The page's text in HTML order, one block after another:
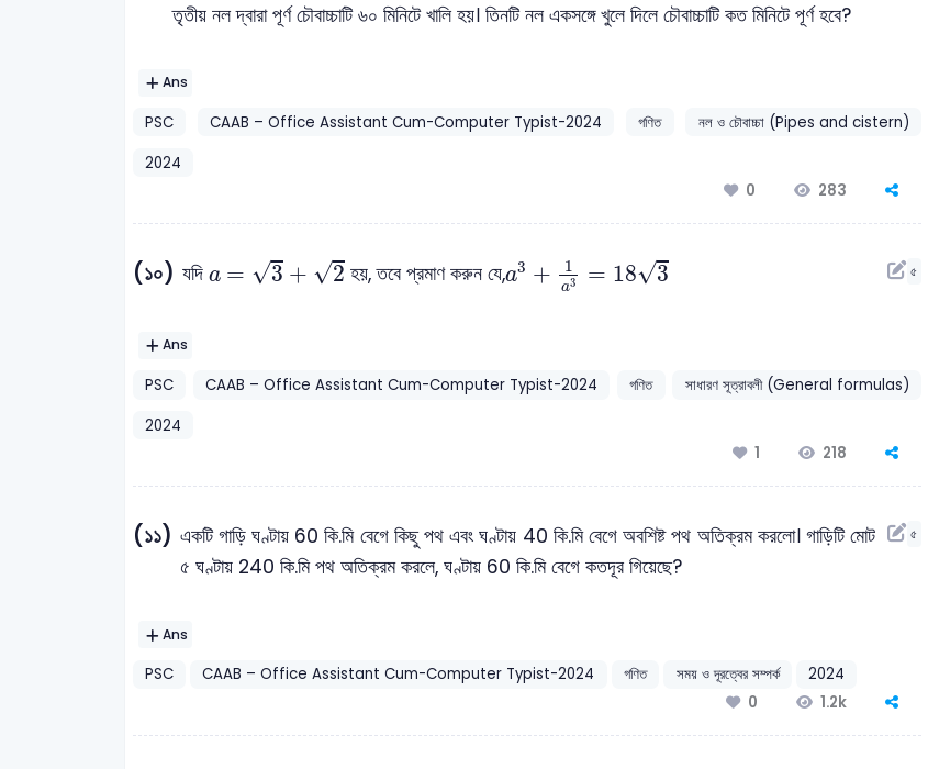
তৃতীয় নল দ্বারা পূর্ণ চৌবাচ্চাটি ৬০ মিনিটে খালি হয়। তিনটি নল একসঙ্গে খুলে দিলে চৌবাচ্চাটি কত মিনিটে পূর্ণ হবে?
Ans
PSC CAAB – Office Assistant Cum-Computer Typist-2024 গণিত
নল ও চৌবাচ্চা (Pipes and cistern)
2024
0
283
(১০) যদি a = √3 + √2
+2 হয়, তবে প্রমাণ করুন যে,a3 + 1
a3 = 18√3
a3 + a 183 ৫
Ans
PSC CAAB – Office Assistant Cum-Computer Typist-2024 গণিত
সাধারণ সূত্রাবলী (General formulas)
2024
1
218
(১১) একটি গাড়ি ঘণ্টায় 60 কি.মি বেগে কিছু পথ এবং ঘণ্টায় 40 কি.মি বেগে অবশিষ্ট পথ অতিক্রম করলো। গাড়িটি মোট
৫ ঘণ্টায় 240 কি.মি পথ অতিক্রম করলে, ঘণ্টায় 60 কি.মি বেগে কতদূর গিয়েছে?
৫
Ans
PSC CAAB – Office Assistant Cum-Computer Typist-2024 গণিত সময় ও দূরত্বের সম্পর্ক
2024
0
1.2k